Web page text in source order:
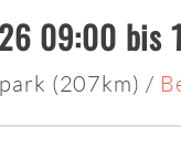
09:00 bis
(207km) /